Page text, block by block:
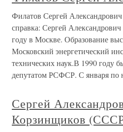
Филатов Сергей
справка: Сергей
году в Москве. Образование
Московский энергетический
технических наук.В 1990 году
депутатом РСФСР. С января по
Сергей
Корзинщиков